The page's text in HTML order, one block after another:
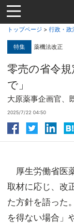
Jump
to
navigation
トップページ > 行政・政
特集 薬機法改正
零売の省令
で」
大原薬事企画官、
2025/7/22 04:50
厚生労働省医
取材に応じ、改
た方針を語った
を得ない場合」